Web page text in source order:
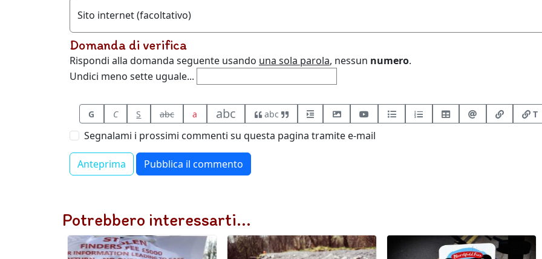
Sito internet (facoltativo)
Domanda di verifica
Rispondi alla domanda seguente usando una sola parola, nessun numero.
Undici meno sette uguale...
G C S abc a abc abc T
Segnalami i prossimi commenti su questa pagina tramite e-mail
Potrebbero interessarti...